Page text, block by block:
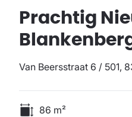
Prachtig
Van Beersstraat 6 / 501,
86 m²